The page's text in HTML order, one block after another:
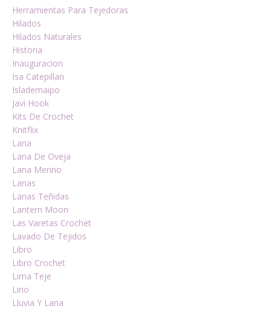
Herramientas Para Tejedoras
Hilados
Hilados Naturales
Historia
Inauguracion
Isa Catepillan
Islademaipo
Javi Hook
Kits De Crochet
Knitflix
Lana
Lana De Oveja
Lana Merino
Lanas
Lanas Teñidas
Lantern Moon
Las Varetas Crochet
Lavado De Tejidos
Libro
Libro Crochet
Lima Teje
Lino
Lluvia Y Lana